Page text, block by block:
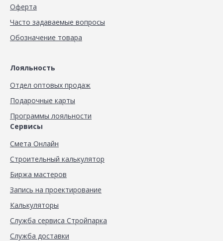
Оферта
Часто задаваемые вопросы
Обозначение товара
Лояльность
Отдел оптовых продаж
Подарочные карты
Программы лояльности
Сервисы
Смета Онлайн
Строительный калькулятор
Биржа мастеров
Запись на проектирование
Калькуляторы
Служба сервиса Стройпарка
Служба доставки